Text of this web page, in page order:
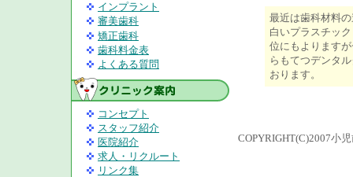
インプラント
審美歯科
矯正歯科
歯科料金表
よくある質問
コンセプト
スタッフ紹介
医院紹介
求人・リクルート
リンク集
最近は歯科材料
白いプラスチッ
位にもよります
らもてつデンタ
おります。
COPYRIGHT(C)2007小